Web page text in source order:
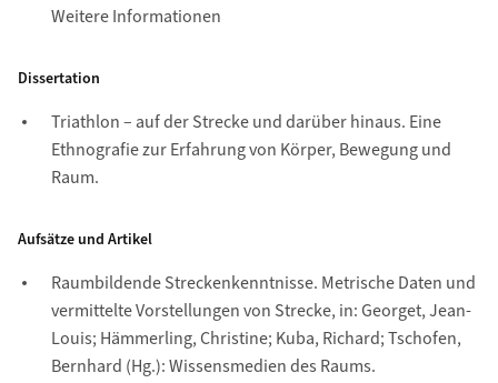
Weitere Informationen
Dissertation
Triathlon – auf der Strecke und darüber hinaus. Eine
Ethnografie zur Erfahrung von Körper, Bewegung und
Raum.
Aufsätze und Artikel
Raumbildende Streckenkenntnisse. Metrische Daten und
vermittelte Vorstellungen von Strecke, in: Georget, Jean-
Louis; Hämmerling, Christine; Kuba, Richard; Tschofen,
Bernhard (Hg.): Wissensmedien des Raums.